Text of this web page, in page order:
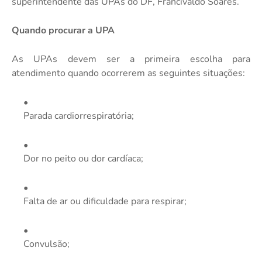
Quando procurar a UPA
As UPAs devem ser a primeira escolha para
atendimento quando ocorrerem as seguintes situações:
Parada cardiorrespiratória;
Dor no peito ou dor cardíaca;
Falta de ar ou dificuldade para respirar;
Convulsão;